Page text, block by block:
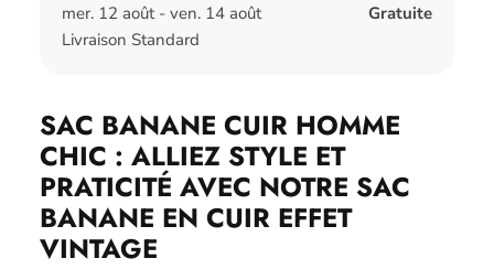
mer. 12 août - ven. 14 août
Gratuite
Livraison Standard
SAC BANANE CUIR HOMME
CHIC : ALLIEZ STYLE ET
PRATICITÉ AVEC NOTRE SAC
BANANE EN CUIR EFFET
VINTAGE